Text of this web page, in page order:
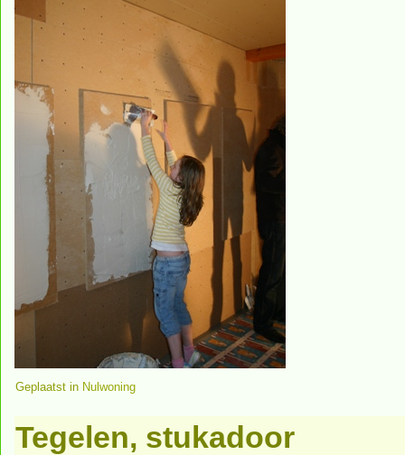
Geplaatst in Nulwoning
Tegelen, stukadoor